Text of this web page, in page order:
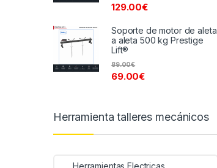
129.00€
Soporte de motor de aleta
a aleta 500 kg Prestige
Lift®
69.00€
89.00€
Herramienta talleres mecánicos
Herramientas Electricas